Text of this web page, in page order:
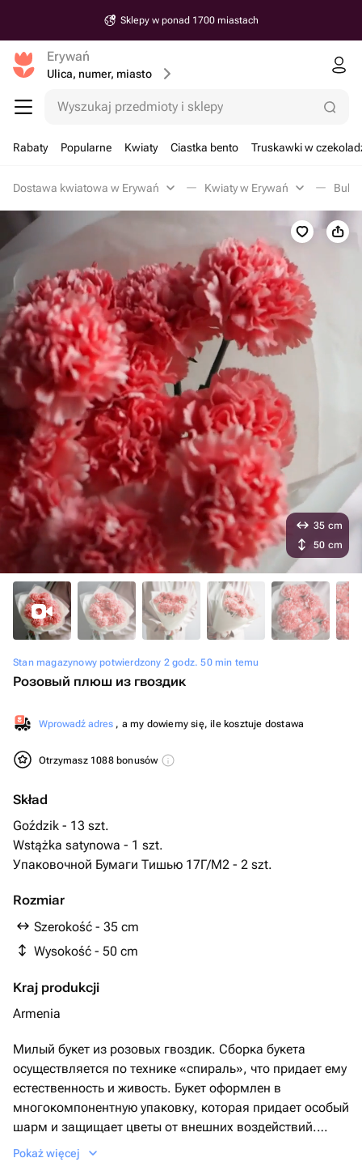
Sklepy w ponad 1700 miastach
Erywań
Ulica, numer, miasto
Wyszukaj przedmioty i sklepy
Rabaty Popularne Kwiaty Ciastka bento Truskawki w
Dostawa kwiatowa w Erywań Kwiaty w Erywań
Stan magazynowy potwierdzony 2 godz. 50 min temu
Розовый плюш из гвоздик
Wprowadź adres , a my dowiemy się, ile kosztuje dostawa
Otrzymasz 1088 bonusów
Skład
Goździk - 13 szt.
Wstążka satynowa - 1 szt.
Упаковочной Бумаги Тишью 17Г/М2 - 2 szt.
Rozmiar
Szerokość - 35 cm
Wysokość - 50 cm
Kraj produkcji
Armenia
35 cm
50 cm
Милый буĸет из розовых гвоздик. Сборка букета
осуществляется по технике «спираль», что придает ему
естественность и живость. Букет оформлен в
многокомпонентную упаковку, которая придает особый
шарм и защищает цветы от внешних воздействий.
Отличный подарок на День Святого Валентина😊
Pokaż więcej